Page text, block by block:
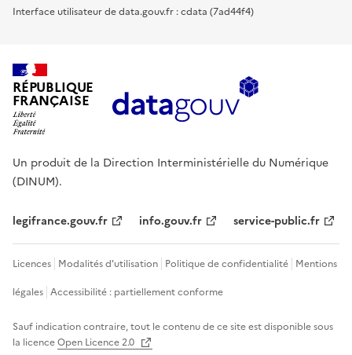
Interface utilisateur de data.gouv.fr : cdata (7ad44f4)
RÉPUBLIQUE
FRANÇAISE
Un produit de la Direction Interministérielle du Numérique
(DINUM).
legifrance.gouv.fr info.gouv.fr service-public.fr
Licences Modalités d'utilisation Politique de confidentialité Mentions
légales Accessibilité : partiellement conforme
Sauf indication contraire, tout le contenu de ce site est disponible sous
la licenceOpen Licence 2.0